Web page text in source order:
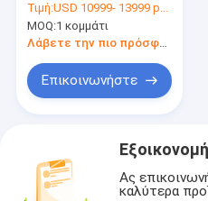
S19XP 140T Sha-256
Algo BTC Asic
αποθεμάτων
Τιμή:USD 10999- 13999 per piece
MOQ:1 κομμάτι
Λάβετε την πιο πρόσφατη τιμή
Επικοινωνήστε
Ας
καλύτερα